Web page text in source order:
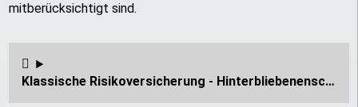
mitberücksichtigt sind.
Klassische Risikoversicherung - Hinterbliebenenschutz